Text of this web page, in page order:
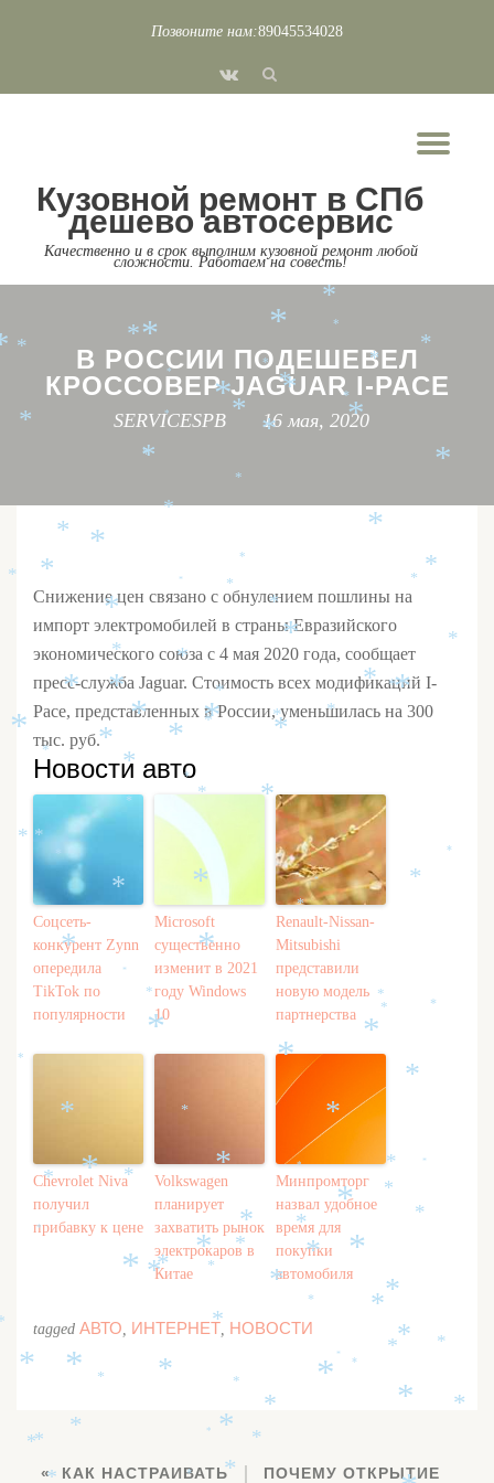
Позвоните нам:89045534028
fa-
Кузовной ремонт в СПб
дешево автосервис
Качественно и в срок выполним кузовной ремонт любой
сложности. Работаем на совесть!
В РОССИИ ПОДЕШЕВЕЛ
КРОССОВЕР JAGUAR I-PACE
SERVICESPB 16 мая, 2020
Снижение цен связано с обнулением пошлины на
импорт электромобилей в страны Евразийского
экономического союза с 4 мая 2020 года, сообщает
пресс-служба Jaguar. Стоимость всех модификаций I-
Pace, представленных в России, уменьшилась на 300
тыс. руб.
Новости авто
Соцсеть-
конкурент Zynn
опередила
TikTok по
популярности
Microsoft
существенно
изменит в 2021
году Windows
10
Renault-Nissan-
Mitsubishi
представили
новую модель
партнерства
Chevrolet Niva
получил
прибавку к цене
Volkswagen
планирует
захватить рынок
электрокаров в
Китае
Минпромторг
назвал удобное
время для
покупки
автомобиля
tagged АВТО, ИНТЕРНЕТ, НОВОСТИ
КАК НАСТРАИВАТЬ
ПОЧЕМУ ОТКРЫТИЕ
*
* *
*
*
*
*
*
*
*
*
*
*
*
*
*
*
*
*
*
*
*
*
*
*
*
*
*
* *
*
*
*
*
*
*
*
*
*
*
*
*
*
*
*
*
*
*
*
*
*
*
*
*
*
*
*
*
*
*
*
*
*
*
*
*
*
*
*
*
*
*
*
*
*
*
*
*
*
*
*
*
*
*
*
*
*
*
*
*
*
*
*
*
*
*
*
*
*
*
*
*
*
*
*
*
*
*
*
*
*
*
*
*
*
*
*
*
*
*
*
*
*
*
*
*
*
*
*
*
*
*
*
*